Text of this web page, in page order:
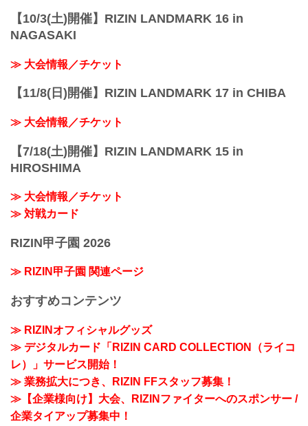
【10/3(土)開催】RIZIN LANDMARK 16 in
NAGASAKI
≫ 大会情報／チケット
【11/8(日)開催】RIZIN LANDMARK 17 in CHIBA
≫ 大会情報／チケット
【7/18(土)開催】RIZIN LANDMARK 15 in
HIROSHIMA
≫ 大会情報／チケット
≫ 対戦カード
RIZIN甲子園 2026
≫ RIZIN甲子園 関連ページ
おすすめコンテンツ
≫ RIZINオフィシャルグッズ
≫ デジタルカード「RIZIN CARD COLLECTION（ライコ
レ）」サービス開始！
≫ 業務拡大につき、RIZIN FFスタッフ募集！
≫【企業様向け】大会、RIZINファイターへのスポンサー /
企業タイアップ募集中！